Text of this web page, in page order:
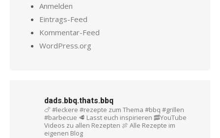
Anmelden
Eintrags-Feed
Kommentar-Feed
WordPress.org
dads.bbq.thats.bbq
🍗 #leckere #rezepte zum Thema #bbq #grillen
#barbecue 🥩 Lasst euch inspirieren 🥓YouTube
Videos zu allen Rezepten 🍖 Alle Rezepte im
eigenen Blog